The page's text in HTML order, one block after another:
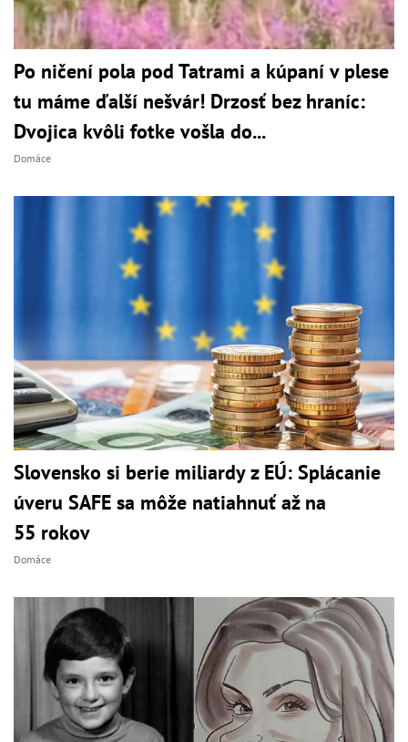
Po ničení pola pod Tatrami a kúpaní v plese
tu máme ďalší nešvár! Drzosť bez hraníc:
Dvojica kvôli fotke vošla do...
Domáce
Slovensko si berie miliardy z EÚ: Splácanie
úveru SAFE sa môže natiahnuť až na
55 rokov
Domáce